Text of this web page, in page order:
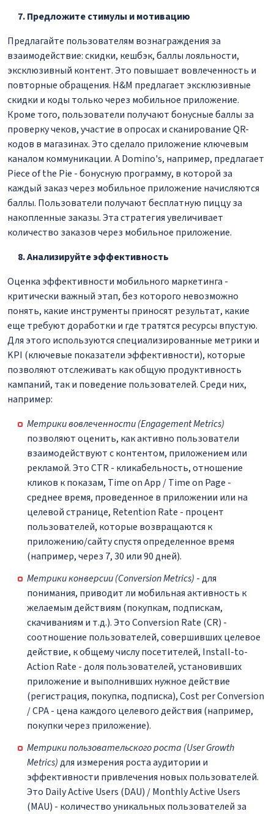
Предложите стимулы и мотивацию
Предлагайте пользователям вознаграждения за
взаимодействие: скидки, кешбэк, баллы лояльности,
эксклюзивный контент. Это повышает вовлеченность и
повторные обращения. H&M предлагает эксклюзивные
скидки и коды только через мобильное приложение.
Кроме того, пользователи получают бонусные баллы за
проверку чеков, участие в опросах и сканирование QR-
кодов в магазинах. Это сделало приложение ключевым
каналом коммуникации. А Domino's, например, предлагает
Piece of the Pie - бонусную программу, в которой за
каждый заказ через мобильное приложение начисляются
баллы. Пользователи получают бесплатную пиццу за
накопленные заказы. Эта стратегия увеличивает
количество заказов через мобильное приложение.
Анализируйте эффективность
Оценка эффективности мобильного маркетинга -
критически важный этап, без которого невозможно
понять, какие инструменты приносят результат, какие
еще требуют доработки и где тратятся ресурсы впустую.
Для этого используются специализированные метрики и
KPI (ключевые показатели эффективности), которые
позволяют отслеживать как общую продуктивность
кампаний, так и поведение пользователей. Среди них,
например:
Метрики вовлеченности (Engagement Metrics)
позволяют оценить, как активно пользователи
взаимодействуют с контентом, приложением или
рекламой. Это CTR - кликабельность, отношение
кликов к показам, Time on App / Time on Page -
среднее время, проведенное в приложении или на
целевой странице, Retention Rate - процент
пользователей, которые возвращаются к
приложению/сайту спустя определенное время
(например, через 7, 30 или 90 дней).
Метрики конверсии (Conversion Metrics) - для
понимания, приводит ли мобильная активность к
желаемым действиям (покупкам, подпискам,
скачиваниям и т.д.). Это Conversion Rate (CR) -
соотношение пользователей, совершивших целевое
действие, к общему числу посетителей, Install-to-
Action Rate - доля пользователей, установивших
приложение и выполнивших нужное действие
(регистрация, покупка, подписка), Cost per Conversion
/ CPA - цена каждого целевого действия (например,
покупки через приложение).
Метрики пользовательского роста (User Growth
Metrics)для измерения роста аудитории и
эффективности привлечения новых пользователей.
Это Daily Active Users (DAU) / Monthly Active Users
(MAU) - количество уникальных пользователей за